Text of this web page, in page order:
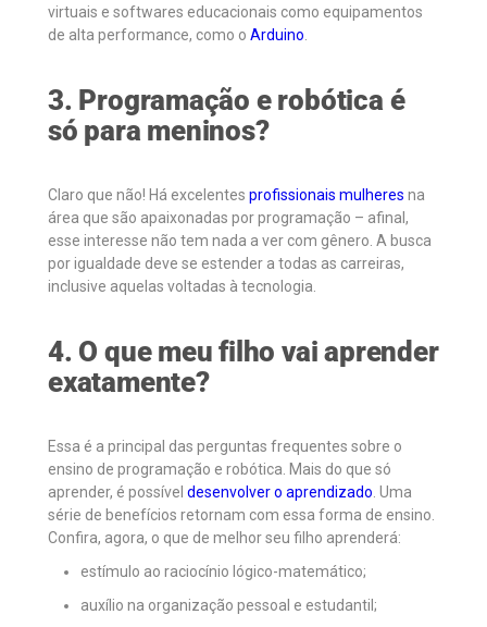
virtuais e softwares educacionais como equipamentos
de alta performance, como o Arduino
3. Programação e robótica é
só para meninos?
Claro que não! Há excelentes profissionais mulheres na
área que são apaixonadas por programação – afinal,
esse interesse não tem nada a ver com gênero. A busca
por igualdade deve se estender a todas as carreiras,
inclusive aquelas voltadas à tecnologia.
4. O que meu filho vai aprender
exatamente?
Essa é a principal das perguntas frequentes sobre o
ensino de programação e robótica. Mais do que só
aprender, é possível desenvolver o aprendizado . Uma
série de benefícios retornam com essa forma de ensino.
Confira, agora, o que de melhor seu filho aprenderá:
estímulo ao raciocínio lógico-matemático;
auxílio na organização pessoal e estudantil;